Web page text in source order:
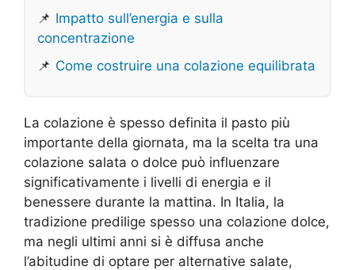
📌 Impatto sull’energia e sulla
concentrazione
📌 Come costruire una colazione equilibrata
La colazione è spesso definita il pasto più
importante della giornata, ma la scelta tra una
colazione salata o dolce può influenzare
significativamente i livelli di energia e il
benessere durante la mattina. In Italia, la
tradizione predilige spesso una colazione dolce,
ma negli ultimi anni si è diffusa anche
l’abitudine di optare per alternative salate,